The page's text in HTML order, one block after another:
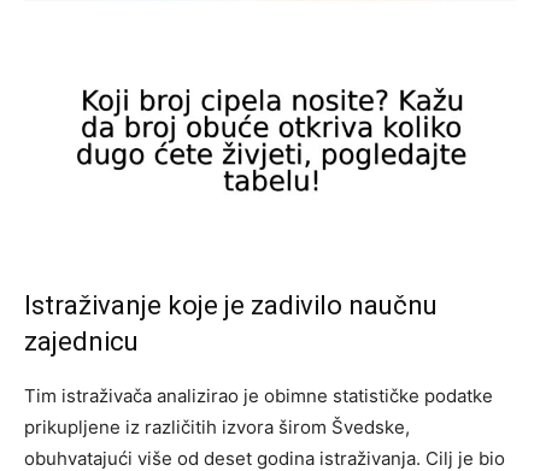
Istraživanje koje je zadivilo naučnu
zajednicu
Tim istraživača analizirao je obimne statističke podatke
prikupljene iz različitih izvora širom Švedske,
obuhvatajući više od deset godina istraživanja. Cilj je bio